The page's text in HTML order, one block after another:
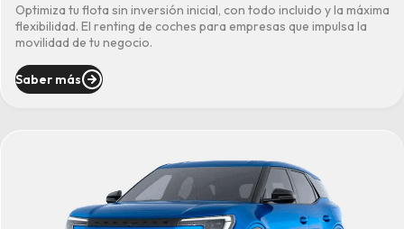
Optimiza tu flota sin inversión inicial, con todo incluido y la máxima
flexibilidad. El renting de coches para empresas que impulsa la
movilidad de tu negocio.
Saber más